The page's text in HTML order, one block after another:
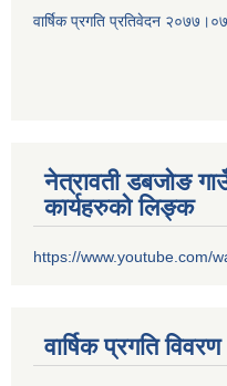
वार्षिक प्रगति प्रतिवेदन २०
नेत्रावती डबजोङ
कार्यहरुको लिङ्क
https://www.youtube.com/
वार्षिक प्रगति